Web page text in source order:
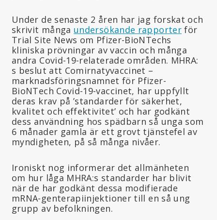
Under de senaste 2 åren har jag forskat och
skrivit många undersökande rapporterför
Trial Site News om Pfizer-BioNTechs
kliniska prövningar av vaccin och många
andra Covid-19-relaterade områden. MHRA:
s beslut att Comirnatyvaccinet –
marknadsföringsnamnet för Pfizer-
BioNTech Covid-19-vaccinet, har uppfyllt
deras krav på ’standarder för säkerhet,
kvalitet och effektivitet’ och har godkänt
dess användning hos spädbarn så unga som
6 månader gamla är ett grovt tjänstefel av
myndigheten, på så många nivåer.
Ironiskt nog informerar det allmänheten
om hur låga MHRA:s standarder har blivit
när de har godkänt dessa modifierade
mRNA-genterapiinjektioner till en så ung
grupp av befolkningen.